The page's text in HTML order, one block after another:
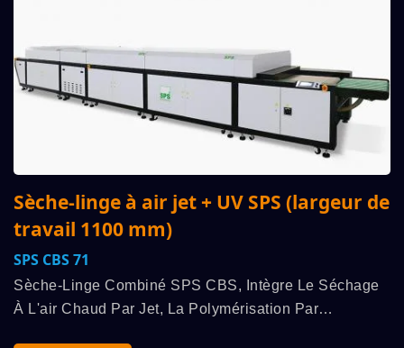
Sèche-linge à air jet + UV SPS (largeur de
travail 1100 mm)
SPS CBS 71
Sèche-Linge Combiné SPS CBS, Intègre Le Séchage
À L'air Chaud Par Jet, La Polymérisation Par